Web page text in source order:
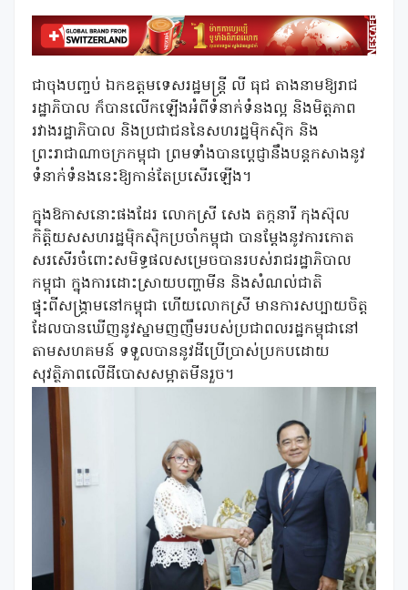
ជាចុងបញ្ចប់ ឯកឧត្តមទេសរដ្ឋមន្រ្តី លី ធុជ តាងនាមឱ្យរាជ
រដ្ឋាភិបាល ក៏បានលើកឡើងអំពីទំនាក់ទំនងល្អ និងមិត្តភាព
រវាងរដ្ឋាភិបាល និងប្រជាជននៃសហរដ្ឋម៉ិកស៊ិក និង
ព្រះរាជាណាចក្រកម្ពុជា ព្រមទាំងបានប្តេជ្ញានឹងបន្តកសាងនូវ
ទំនាក់ទំនងនេះឱ្យកាន់តែប្រសើរឡើង។
ក្នុងឱកាសនោះផងដែរ លោកស្រី សេង​ តក្កនារី កុងស៊ុល
កិត្តិយសសហរដ្ឋម៉ិកស៊ិកប្រចាំកម្ពុជា បានម្តែងនូវការកោត
សរសើរចំពោះសមិទ្ធផលសម្រេចបានរបស់រាជរដ្ឋាភិបាល
កម្ពុជា ក្នុងការដោះស្រាយបញ្ហាមីន និងសំណល់ជាតិ
ផ្ទុះពីសង្រ្គាមនៅកម្ពុជា ហើយលោកស្រី មានការសប្បាយចិត្ត
ដែលបានឃើញនូវស្នាមញញឹមរបស់ប្រជាពលរដ្ឋកម្ពុជានៅ
តាមសហគមន៍ ទទួលបាននូវដីប្រើប្រាស់ប្រកបដោយ
សុវត្ថិភាពលើដីបោសសម្អាតមីនរួច។